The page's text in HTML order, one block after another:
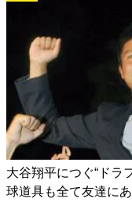
大谷翔平につぐ“ドラ
球道具も全て友達に